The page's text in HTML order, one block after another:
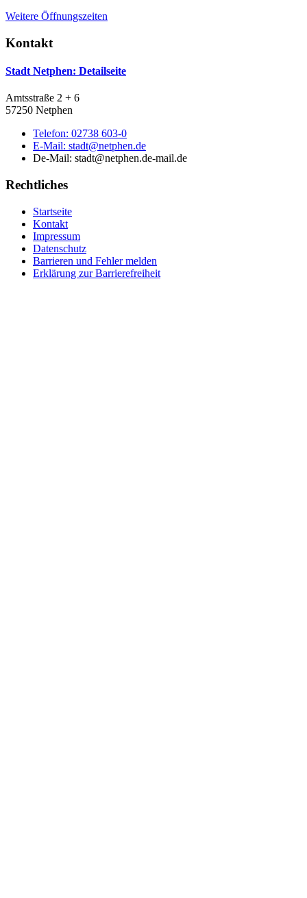
Weitere Öffnungszeiten
Kontakt
Stadt Netphen: Detailseite
Amtsstraße 2 + 6
57250 Netphen
Telefon: 02738 603-0
E-Mail: stadt@netphen.de
De-Mail: stadt@netphen.de-mail.de
Rechtliches
Startseite
Kontakt
Impressum
Datenschutz
Barrieren und Fehler melden
Erklärung zur Barrierefreiheit